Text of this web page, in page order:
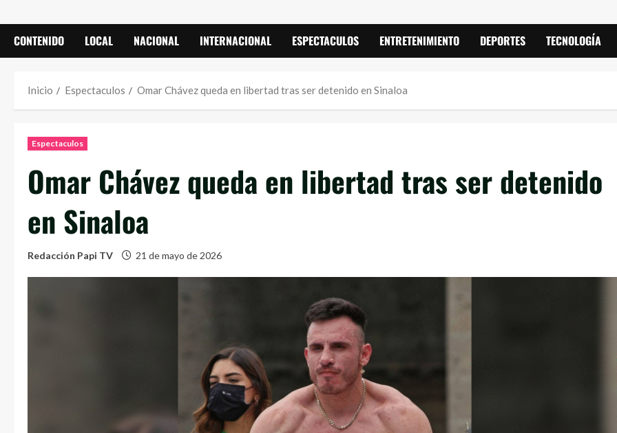
CONTENIDO LOCAL NACIONAL INTERNACIONAL ESPECTACULOS ENTRETENIMIENTO DEPORTES TECNOLOGÍA
Inicio Espectaculos Omar Chávez queda en libertad tras ser detenido en Sinaloa
Espectaculos
Omar Chávez queda en libertad tras ser detenido
en Sinaloa
Redacción Papi TV 21 de mayo de 2026